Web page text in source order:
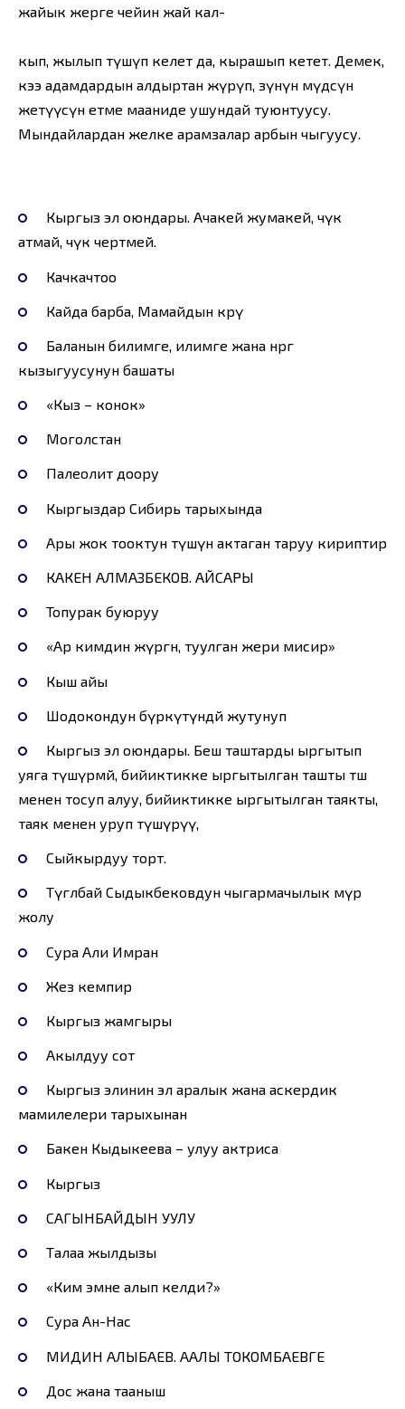
жайык жерге чейин жай кал-
кып, жылып түшүп келет да, кырашып кетет. Демек,
кээ адамдардын алдыртан жүрүп, өзүнүн мүдөөсүнө
жетүүсүн етме мааниде ушундай туюнтуусу.
Мындайлардан желке арамзалар арбын чыгуусу.
Кыргыз эл оюндары. Ачакей жумакей, чүкө
атмай, чүкө чертмей.
Качкачтоо
Кайда барба, Мамайдын көрү
Баланын билимге, илимге жана өнөргө
кызыгуусунун башаты
«Кыз – конок»
Моголстан
Палеолит доору
Кыргыздар Cибирь тарыхында
Ары жок тооктун түшүнө актаган таруу кириптир
КАКЕН АЛМАЗБЕКОВ. АЙСАРЫ
Топурак буюруу
«Ар кимдин жүргөн, туулган жери мисир»
Кыш айы
Шодокондун бүркүтүндөй жутунуп
Кыргыз эл оюндары. Беш таштарды ыргытып
уяга түшүрмөй, бийиктикке ыргытылган ташты төш
менен тосуп алуу, бийиктикке ыргытылган таякты,
таяк менен уруп түшүрүү,
Сыйкырдуу торт.
Түгөлбай Сыдыкбековдун чыгармачылык өмүр
жолу
Сура Али Имран
Жез кемпир
Кыргыз жамгыры
Акылдуу сот
Кыргыз элинин эл аралык жана аскердик
мамилелери тарыхынан
Бакен Кыдыкеева – улуу актриса
Кыргыз
САГЫНБАЙДЫН УУЛУ
Талаа жылдызы
«Ким эмне алып келди?»
Сура Ан-Нас
МИДИН АЛЫБАЕВ. ААЛЫ ТОКОМБАЕВГЕ
Дос жана тааныш